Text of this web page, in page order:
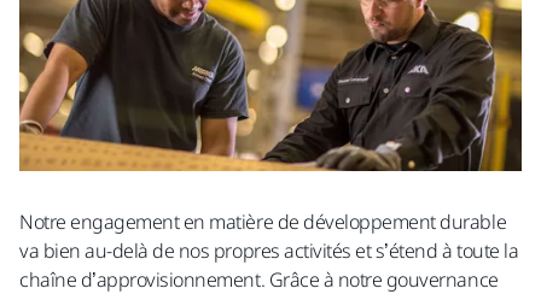
Notre engagement en matière de développement durable
va bien au-delà de nos propres activités et s’étend à toute la
chaîne d’approvisionnement. Grâce à notre gouvernance